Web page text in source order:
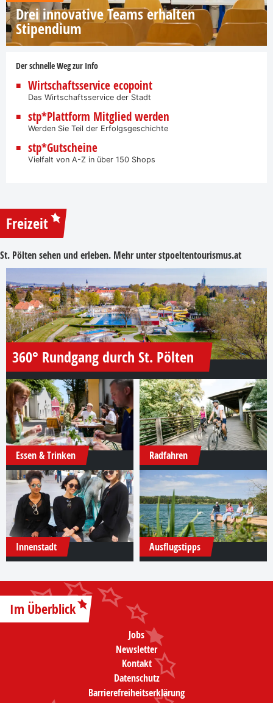
Drei innovative Teams erhalten
Stipendium
Der schnelle Weg zur Info
Wirtschaftsservice ecopoint
Das Wirtschaftsservice der Stadt
stp*Plattform Mitglied werden
Werden Sie Teil der Erfolgsgeschichte
stp*Gutscheine
Vielfalt von A-Z in über 150 Shops
Freizeit
St. Pölten sehen und erleben. Mehr unterstpoeltentourismus.at
360° Rundgang durch St. Pölten
Essen & Trinken Radfahren
Innenstadt Ausflugstipps
Im Überblick
Jobs
Newsletter
Kontakt
Datenschutz
Barrierefreiheitserklärung